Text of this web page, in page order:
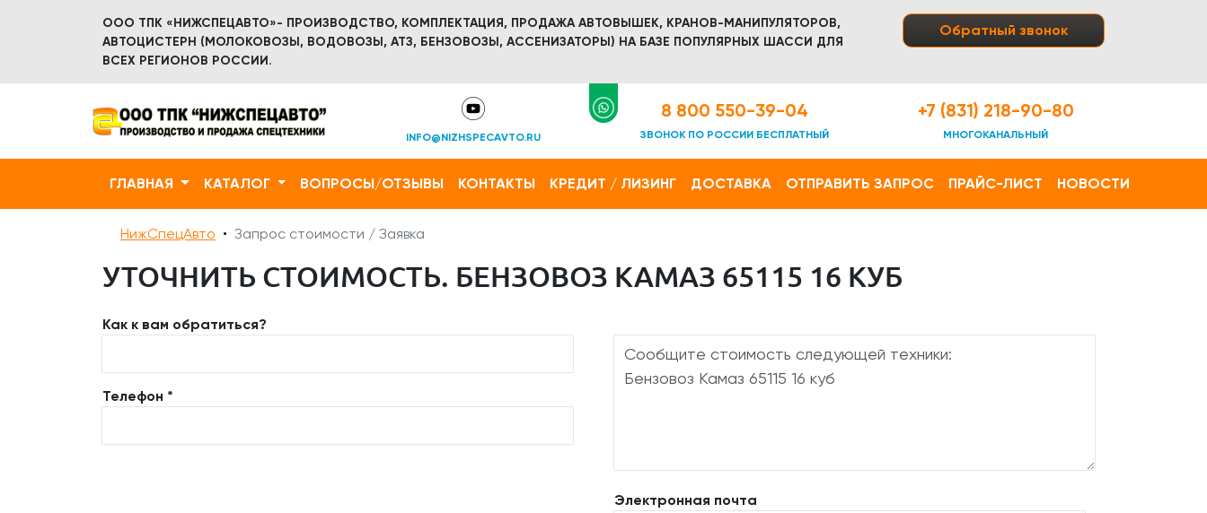
ООО ТПК «НИЖСПЕЦАВТО»- ПРОИЗВОДСТВО, КОМПЛЕКТАЦИЯ, ПРОДАЖА АВТОВЫШЕК, КРАНОВ-МАНИПУЛЯТОРОВ,
АВТОЦИСТЕРН (МОЛОКОВОЗЫ, ВОДОВОЗЫ, АТЗ, БЕНЗОВОЗЫ, АССЕНИЗАТОРЫ) НА БАЗЕ ПОПУЛЯРНЫХ ШАССИ ДЛЯ
ВСЕХ РЕГИОНОВ РОССИИ.
Обратный звонок
INFO@NIZHSPECAVTO.RU
8 800 550-39-04
ЗВОНОК ПО РОССИИ БЕСПЛАТНЫЙ
+7 (831) 218-90-80
МНОГОКАНАЛЬНЫЙ
ГЛАВНАЯ КАТАЛОГ ВОПРОСЫ/ОТЗЫВЫ КОНТАКТЫ КРЕДИТ / ЛИЗИНГ ДОСТАВКА ОТПРАВИТЬ ЗАПРОС ПРАЙС-ЛИСТ НОВОСТИ
НижСпецАвто Запрос стоимости / Заявка
УТОЧНИТЬ СТОИМОСТЬ. БЕНЗОВОЗ КАМАЗ 65115 16 КУБ
Как к вам обратиться?
Телефон *
Электронная почта